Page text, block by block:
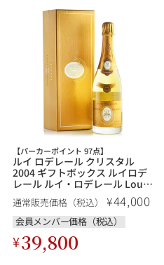
【パーカーポイント 97点】
ルイ ロデレール クリスタル
2004 ギフトボックス ルイロデ
レール ルイ・ロデレール Louis
Roederer Cristal フランス シャ
ンパン シャンパーニュ
通常販売価格（税込） ¥44,000
会員メンバー価格（税込）
¥39,800